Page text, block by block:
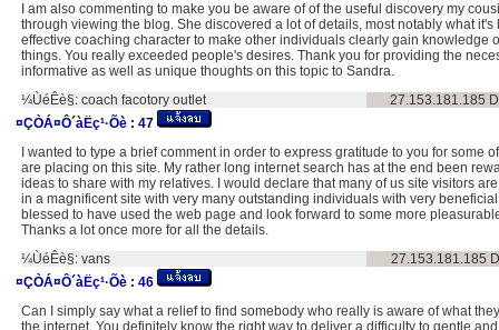
I am also commenting to make you be aware of of the useful discovery my
through viewing the blog. She discovered a lot of details, most notably what it's
effective coaching character to make other individuals clearly gain knowledge
things. You really exceeded people's desires. Thank you for providing the
informative as well as unique thoughts on this topic to Sandra.
¼ÙéÊè§: coach facotory outlet 27.153.181.185
¤ÇÒÁ¤Ô´àËç¹·Õè : 47
I wanted to type a brief comment in order to express gratitude to you for some
are placing on this site. My rather long internet search has at the end been
ideas to share with my relatives. I would declare that many of us site visitors
in a magnificent site with very many outstanding individuals with very
blessed to have used the web page and look forward to some more
Thanks a lot once more for all the details.
¼ÙéÊè§: vans 27.153.181.185
¤ÇÒÁ¤Ô´àËç¹·Õè : 46
Can I simply say what a relief to find somebody who really is aware of what